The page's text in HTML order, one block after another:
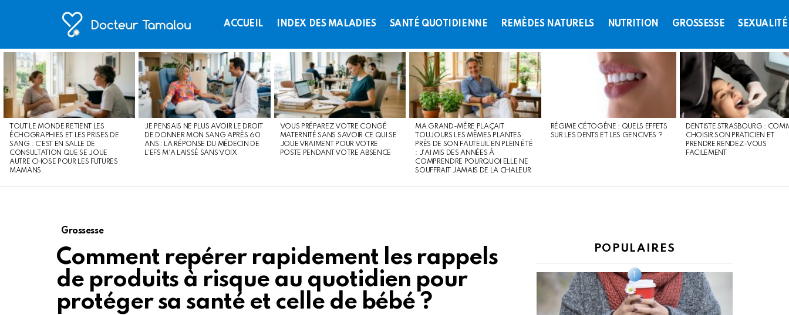
ACCUEIL INDEX DES MALADIES SANTÉ QUOTIDIENNE REMÈDES NATURELS NUTRITION GROSSESSE SEXUALITÉ
LATEST
STORIES
TOUT LE MONDE RETIENT LES
ÉCHOGRAPHIES ET LES PRISES DE
SANG : C’EST EN SALLE DE
CONSULTATION QUE SE JOUE
AUTRE CHOSE POUR LES FUTURES
MAMANS
JE PENSAIS NE PLUS AVOIR LE DROIT
DE DONNER MON SANG APRÈS 60
ANS : LA RÉPONSE DU MÉDECIN DE
L’EFS M’A LAISSÉ SANS VOIX
VOUS PRÉPAREZ VOTRE CONGÉ
MATERNITÉ SANS SAVOIR CE QUI SE
JOUE VRAIMENT POUR VOTRE
POSTE PENDANT VOTRE ABSENCE
MA GRAND-MÈRE PLAÇAIT
TOUJOURS LES MÊMES PLANTES
PRÈS DE SON FAUTEUIL EN PLEIN ÉTÉ
: J’AI MIS DES ANNÉES À
COMPRENDRE POURQUOI ELLE NE
SOUFFRAIT JAMAIS DE LA CHALEUR
RÉGIME CÉTOGÈNE : QUELS EFFETS
SUR LES DENTS ET LES GENCIVES ?
DENTISTE STRASBOURG :
CHOISIR SON PRATICIEN ET
PRENDRE RENDEZ-VOUS
FACILEMENT
Grossesse
Comment repérer rapidement les rappels
de produits à risque au quotidien pour
protéger sa santé et celle de bébé ?
POPULAIRES